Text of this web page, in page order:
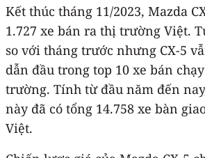
Kết thúc tháng 11/2023, Mazda
1.727 xe bán ra thị trường Việt.
so với tháng trước nhưng CX-5
dẫn đầu trong top 10 xe bán
trường. Tính từ đầu năm đến
này đã có tổng 14.758 xe bàn
Việt.